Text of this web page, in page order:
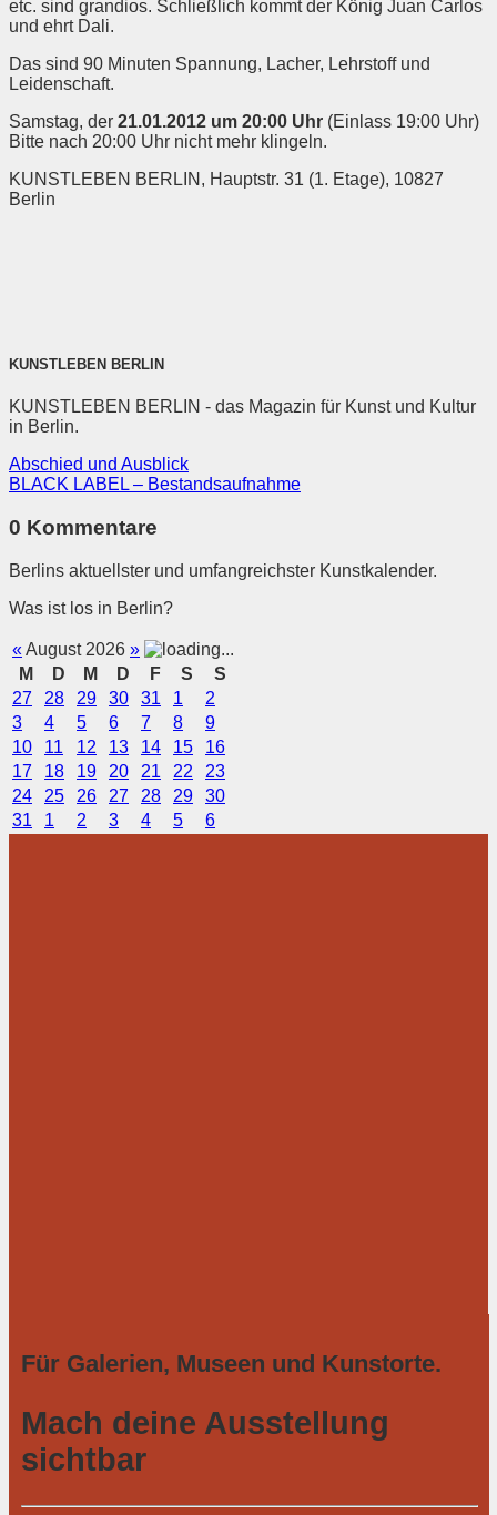
etc. sind grandios. Schließlich kommt der König Juan Carlos
und ehrt Dali.
Das sind 90 Minuten Spannung, Lacher, Lehrstoff und
Leidenschaft.
Samstag, der 21.01.2012 um 20:00 Uhr (Einlass 19:00 Uhr)
Bitte nach 20:00 Uhr nicht mehr klingeln.
KUNSTLEBEN BERLIN, Hauptstr. 31 (1. Etage), 10827
Berlin
KUNSTLEBEN BERLIN
KUNSTLEBEN BERLIN - das Magazin für Kunst und Kultur
in Berlin.
Abschied und Ausblick
BLACK LABEL – Bestandsaufnahme
0 Kommentare
Berlins aktuellster und umfangreichster Kunstkalender.
Was ist los in Berlin?
«August 2026 »
M
D M D F S
S
27
28 29 30 31 1
2
3
4 5 6 7 8
9
10
11 12 13 14 15
16
17
18 19 20 21 22
23
24
25 26 27 28 29
30
31
1 2 3 4 5 6
Für Galerien, Museen und Kunstorte.
Mach deine Ausstellung
sichtbar